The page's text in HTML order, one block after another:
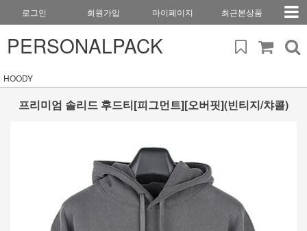
로그인 회원가입 마이페이지 최근본상품
PERSONALPACK
HOODY
프리미엄 솔리드 후드티[피그먼트][오버핏](빈티지/챠콜)